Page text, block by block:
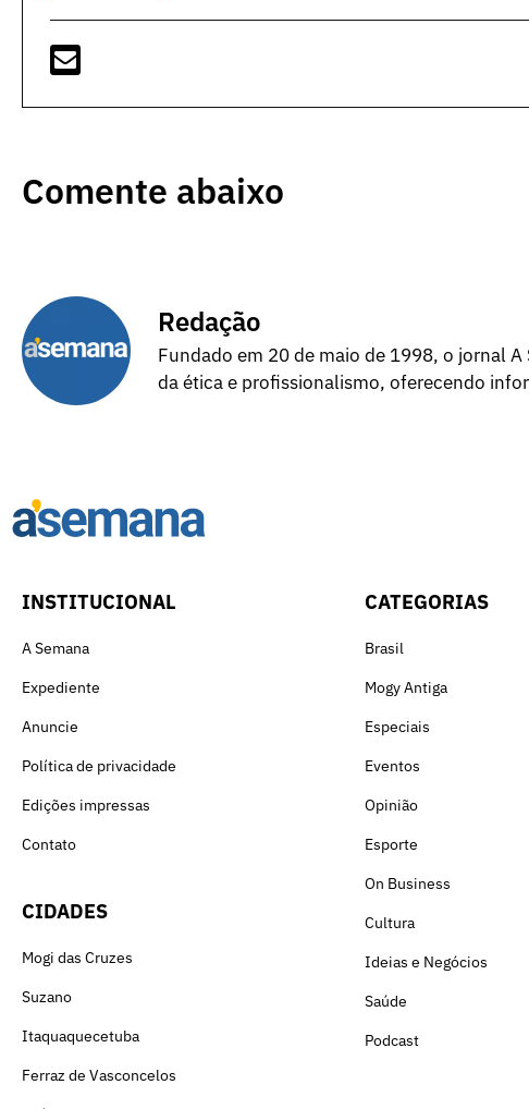
Comente abaixo
Redação
Fundado em 20 de maio de 1998, o jornal
da ética e profissionalismo, oferecendo
INSTITUCIONAL
A Semana
Expediente
Anuncie
Política de privacidade
Edições impressas
Contato
CIDADES
Mogi das Cruzes
Suzano
Itaquaquecetuba
Ferraz de Vasconcelos
CATEGORIAS
Brasil
Mogy Antiga
Especiais
Eventos
Opinião
Esporte
On Business
Cultura
Ideias e Negócios
Saúde
Podcast